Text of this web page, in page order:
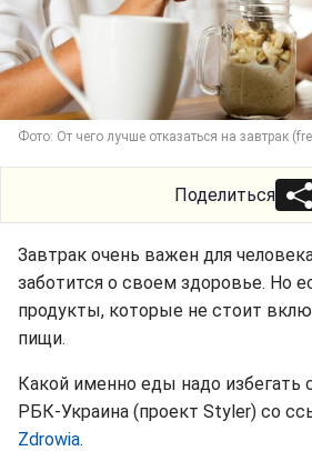
Фото: От чего лучше отказаться на завтрак
Поделиться
Завтрак очень важен для
заботится о своем здоровье. Но
продукты, которые не стоит
пищи.
Какой именно еды надо избегать
РБК-Украина (проект Styler) со
Zdrowia.